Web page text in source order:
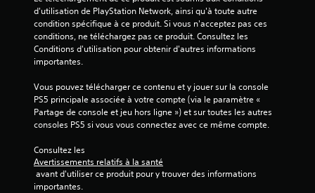
8
v
i
)
d'utilisation de PlayStation Network, ainsi qu'à toute autre
condition spécifique à ce produit. Si vous n'acceptez pas ces
conditions, ne téléchargez pas ce produit. Consultez les
Conditions d'utilisation pour obtenir d'autres informations
importantes.
Vous pouvez télécharger ce contenu et y jouer sur la console
PS5 principale associée à votre compte (via le paramètre «
Partage de console et jeu hors ligne ») et sur toutes les autres
consoles PS5 si vous vous connectez avec ce même compte.
Consultez les
Avertissements relatifs à la santé
importantes.